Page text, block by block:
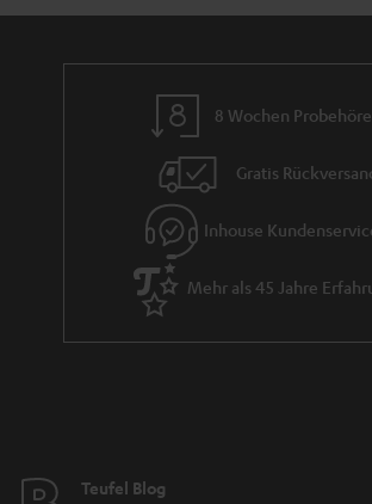
r
a
n
8 Wochen
Gratis
Inhouse
Mehr als 45 Jahre
Teufel Blog